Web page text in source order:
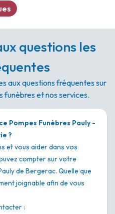
questions les
aux questions fréquentes sur
funèbres et nos services.
Pompes Funèbres Pauly -
?
et vous aider dans vos
compter sur votre
de Bergerac. Quelle que
joignable afin de vous
: